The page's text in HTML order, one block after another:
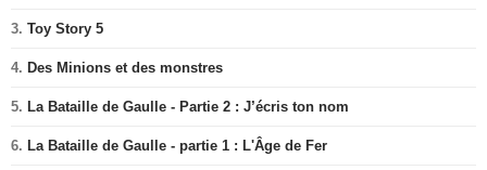
3. Toy Story 5
4. Des Minions et des monstres
5. La Bataille de Gaulle - Partie 2 : J’écris ton nom
6. La Bataille de Gaulle - partie 1 : L'Âge de Fer